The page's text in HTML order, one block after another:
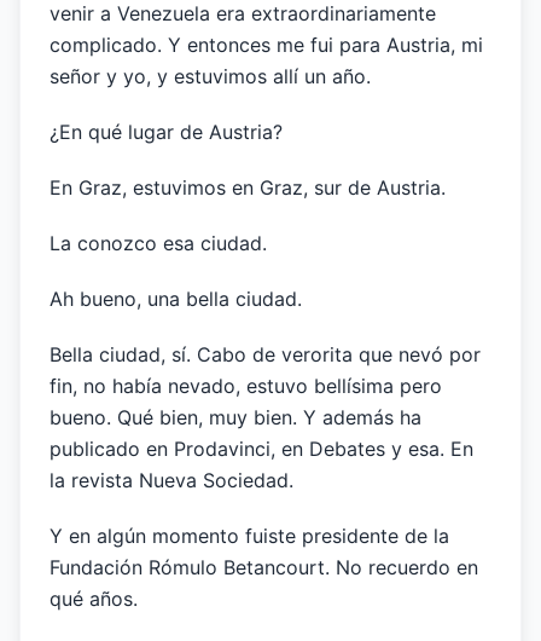
venir a Venezuela era extraordinariamente
complicado. Y entonces me fui para Austria, mi
señor y yo, y estuvimos allí un año.
¿En qué lugar de Austria?
En Graz, estuvimos en Graz, sur de Austria.
La conozco esa ciudad.
Ah bueno, una bella ciudad.
Bella ciudad, sí. Cabo de verorita que nevó por
fin, no había nevado, estuvo bellísima pero
bueno. Qué bien, muy bien. Y además ha
publicado en Prodavinci, en Debates y esa. En
la revista Nueva Sociedad.
Y en algún momento fuiste presidente de la
Fundación Rómulo Betancourt. No recuerdo en
qué años.